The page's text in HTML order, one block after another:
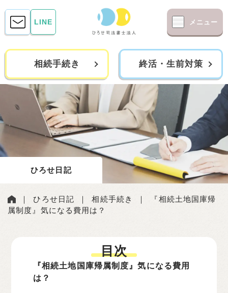
LINE メニュー
相続手続き 終活・生前対策
ひろせ日記
｜ひろせ日記 ｜相続手続き ｜
『相続土地国庫帰
属制度』気になる費用は？
目次
『相続土地国庫帰属制度』気になる費用
は？